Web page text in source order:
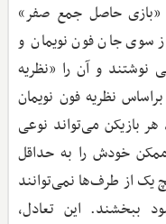
«بازی حاصل جمع صفر»
این نظریه در سال 1944 و از سوی جان فون نویمان و
نوشتند و آن را «نظریه
نظریه فون نویمان
بازیکن می‌تواند نوعی
خودش را به حداقل
یک از طرف‌ها نمی‌توانند
ببخشند. این تعادل،